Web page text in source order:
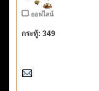
ออฟไลน์
กระทู้: 349